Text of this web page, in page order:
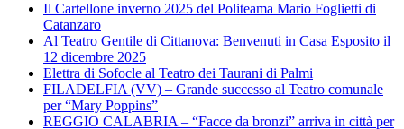
Il Cartellone inverno 2025 del Politeama Mario Foglietti di
Catanzaro
Al Teatro Gentile di Cittanova: Benvenuti in Casa Esposito il
12 dicembre 2025
Elettra di Sofocle al Teatro dei Taurani di Palmi
FILADELFIA (VV) – Grande successo al Teatro comunale
per “Mary Poppins”
REGGIO CALABRIA – “Facce da bronzi” arriva in città per